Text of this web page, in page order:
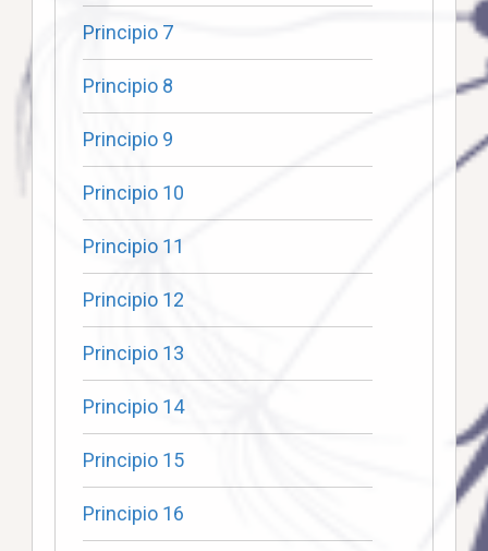
Principio 7
Principio 8
Principio 9
Principio 10
Principio 11
Principio 12
Principio 13
Principio 14
Principio 15
Principio 16